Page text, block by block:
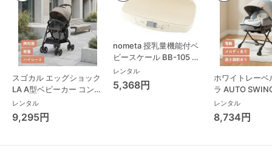
スゴカル エッグショック
LA A型ベビーカー コンビ
(Combi)
レンタル
9,295円
nometa 授乳量機能付ベ
ビースケール BB-105 タ
ニタ(TANITA) ベビースケ
ール・体重計
レンタル
5,368円
ホワイトレーベ
ラ AUTO
Long スリープ
コンビ(Combi)
チェア・ベビー
レンタル
8,734円